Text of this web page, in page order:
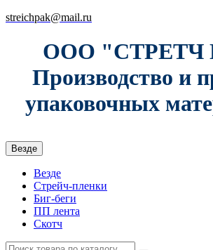
streichpak@mail.ru
ООО "СТРЕТЧ
Производство и
упаковочных
Везде
Везде
Стрейч-пленки
Биг-беги
ПП лента
Скотч